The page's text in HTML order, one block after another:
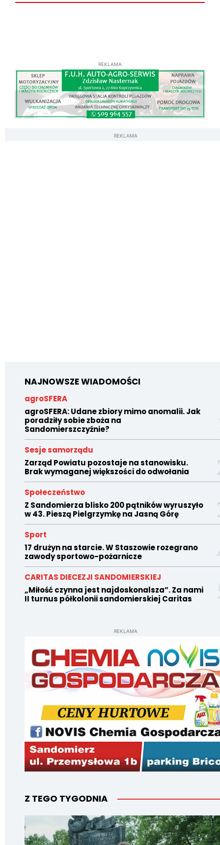
REKLAMA
REKLAMA
NAJNOWSZE WIADOMOŚCI
agroSFERA
agroSFERA: Udane zbiory mimo anomalii. Jak
poradziły sobie zboża na
Sandomierszczyźnie?
Sesje samorządu
Zarząd Powiatu pozostaje na stanowisku.
Brak wymaganej większości do odwołania
Społeczeństwo
Z Sandomierza blisko 200 pątników wyruszyło
w 43. Pieszą Pielgrzymkę na Jasną Górę
Sport
17 drużyn na starcie. W Staszowie rozegrano
zawody sportowo-pożarnicze
CARITAS DIECEZJI SANDOMIERSKIEJ
„Miłość czynna jest najdoskonalsza”. Za nami
II turnus półkolonii sandomierskiej Caritas
REKLAMA
Z TEGO TYGODNIA